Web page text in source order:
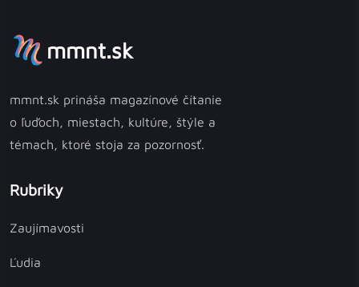
mmnt.sk
mmnt.sk prináša magazínové čítanie
o ľuďoch, miestach, kultúre, štýle a
témach, ktoré stoja za pozornosť.
Rubriky
Zaujímavosti
Ľudia